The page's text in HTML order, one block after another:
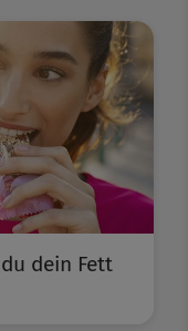
dein Fett